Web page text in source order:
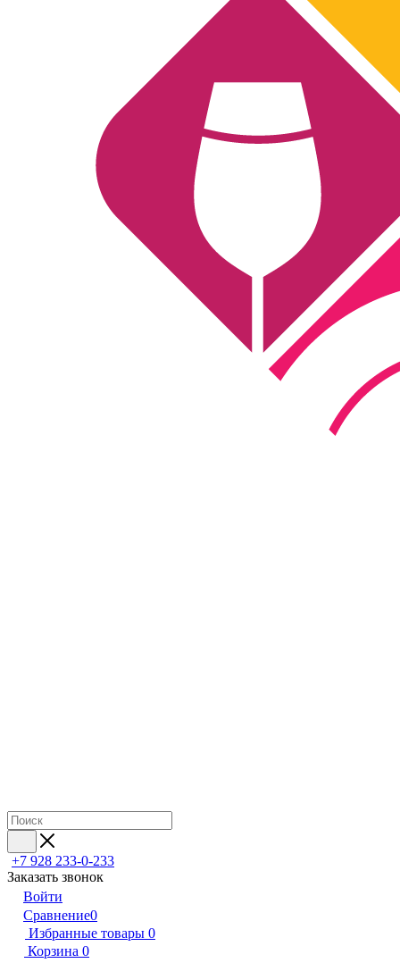
+7 928 233-0-233
Заказать звонок
Войти
Сравнение0
Избранные товары 0
Корзина 0